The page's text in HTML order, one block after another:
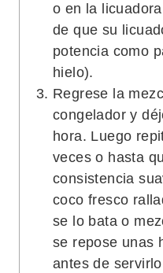
o en la
de que su
potencia como
hielo).
Regrese la
congelador y
hora. Luego
veces o hasta
consistencia
coco fresco
se lo bata o
se repose unas
antes de